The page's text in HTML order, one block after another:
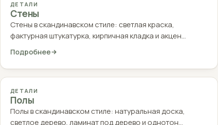
ДЕТАЛИ
Стены
Стены в скандинавском стиле: светлая краска,
фактурная штукатурка, кирпичная кладка и акцен…
Подробнее
ДЕТАЛИ
Полы
Полы в скандинавском стиле: натуральная доска,
светлое дерево, ламинат под дерево и однотон…